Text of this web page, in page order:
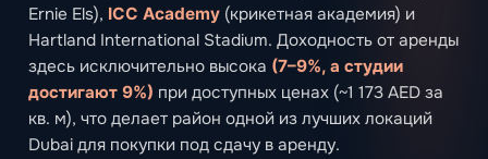
Ernie Els), ICC Academy (крикетная академия) и
Hartland International Stadium. Доходность от аренды
здесь исключительно высока (7–9%, а студии
достигают 9%) при доступных ценах (~1 173 AED за
кв. м), что делает район одной из лучших локаций
Dubai для покупки под сдачу в аренду.